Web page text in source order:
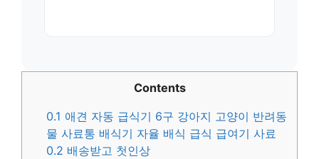
Contents
0.1 애견 자동 급식기 6구 강아지 고양이 반려동
물 사료통 배식기 자율 배식 급식 급여기 사료
0.2 배송받고 첫인상